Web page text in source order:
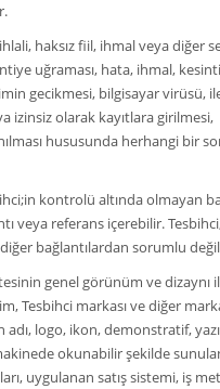
haksız fiil, ihmal veya diğer
uğraması, hata, ihmal,
gecikmesi, bilgisayar virüsü,
izinsiz olarak kayıtlara girilmesi,
hususunda herhangi bir
kontrolü altında olmayan
veya referans içerebilir.
bağlantılardan sorumlu
genel görünüm ve dizaynı
Tesbihci markası ve diğer
logo, ikon, demonstratif,
okunabilir şekilde
uygulanan satış sistemi, iş